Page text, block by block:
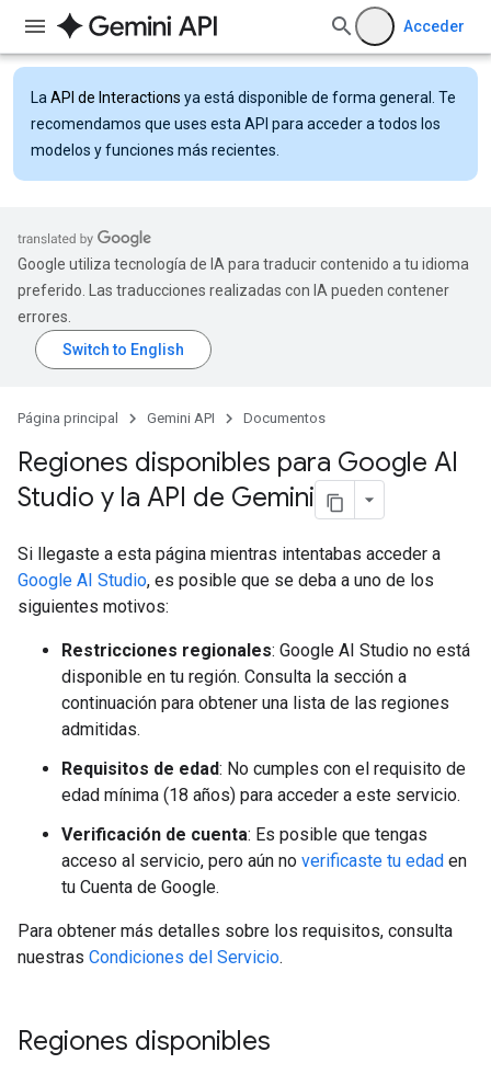
Acceder
La API de Interactions ya está disponible de forma general. Te
recomendamos que uses esta API para acceder a todos los
modelos y funciones más recientes.
Google utiliza tecnología de IA para traducir contenido a tu idioma
preferido. Las traducciones realizadas con IA pueden contener
errores.
Página principal Gemini API Documentos
Regiones disponibles para Google AI
Studio y la API de Gemini
Si llegaste a esta página mientras intentabas acceder a
Google AI Studio, es posible que se deba a uno de los
siguientes motivos:
Restricciones regionales: Google AI Studio no está
disponible en tu región. Consulta la sección a
continuación para obtener una lista de las regiones
admitidas.
Requisitos de edad: No cumples con el requisito de
edad mínima (18 años) para acceder a este servicio.
Verificación de cuenta: Es posible que tengas
acceso al servicio, pero aún no verificaste tu edad en
tu Cuenta de Google.
Para obtener más detalles sobre los requisitos, consulta
nuestras Condiciones del Servicio.
Regiones disponibles